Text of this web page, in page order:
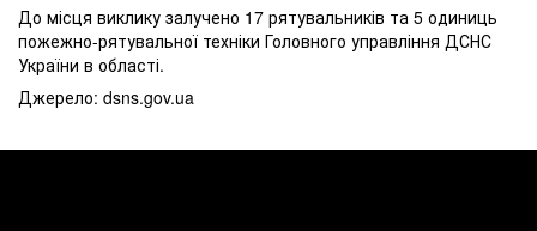
До місця виклику залучено 17 рятувальників та 5 одиниць
пожежно-рятувальної техніки Головного управління ДСНС
України в області.
Джерело: dsns.gov.ua